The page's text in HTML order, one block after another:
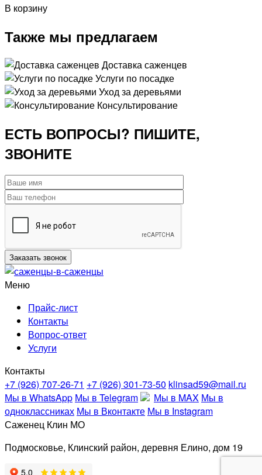
В корзину
Также мы предлагаем
Доставка саженцев
Услуги по посадке
Уход за деревьями
Консультирование
ЕСТЬ ВОПРОСЫ? ПИШИТЕ,
ЗВОНИТЕ
Меню
Прайс-лист
Контакты
Вопрос-ответ
Услуги
Контакты
+7 (926) 707-26-71 +7 (926) 301-73-50 klinsad59@mail.ru
Мы в WhatsApp Мы в Telegram Мы в MAX Мы в
одноклассниках Мы в Вконтакте Мы в Instagram
Саженец Клин МО
Подмосковье, Клинский район, деревня Елино, дом 19